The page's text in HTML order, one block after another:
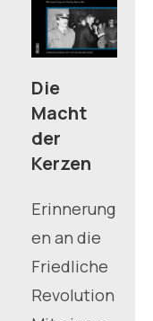
Die
Macht
der
Kerzen
Erinnerung
en an die
Friedliche
Revolution